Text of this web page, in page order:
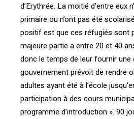
d’Erythrée. La moitié d’entre eux
primaire ou n’ont pas été
positif est que ces réfugiés sont
majeure partie a entre 20 et 40
donc le temps de leur fournir une
gouvernement prévoit de rendre
adultes ayant été à l’école
participation à des cours
programme d’introduction ». 90